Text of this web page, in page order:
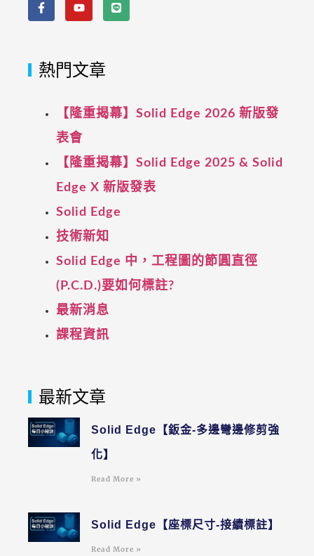
熱門文章
【隆重揭幕】Solid Edge 2026 新版發
表會
【隆重揭幕】Solid Edge 2025 & Solid
Edge X 新版發表
Solid Edge
技術新知
Solid Edge 中，工程圖的節圓直徑
(P.C.D.)要如何標註?
最新消息
課程資訊
最新文章
Solid Edge【鈑金-多邊彎邊修剪強
化】
Read More »
Solid Edge【座標尺寸-接續標註】
Read More »